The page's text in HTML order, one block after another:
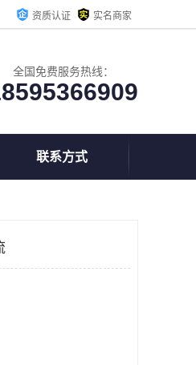
资质认证 实名商家
全国免费服务热线：
联系方式